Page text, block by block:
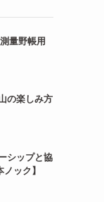
量野帳用
の楽しみ方
シップと協
ック】